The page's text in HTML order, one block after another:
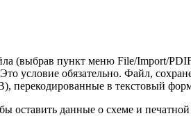
(выбрав пункт меню File/Import/
условие обязательно. Файл,
перекодированные в текстовый
оставить данные о схеме и